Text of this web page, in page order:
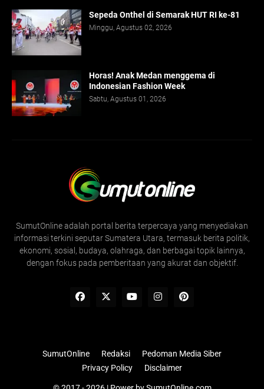
Sepeda Onthel di Semarak HUT RI ke-81
Minggu, Agustus 02, 2026
Horas! Anak Medan menggema di
Indonesian Fashion Week
Sabtu, Agustus 01, 2026
SumutOnline adalah portal berita terpercaya yang menyediakan
informasi terkini seputar Sumatera Utara, termasuk berita politik,
ekonomi, sosial, budaya, olahraga, dan berbagai topik lainnya,
dengan fokus pada pemberitaan yang akurat dan objektif.
SumutOnline Redaksi
Pedoman Media Siber
Privacy Policy
Disclaimer